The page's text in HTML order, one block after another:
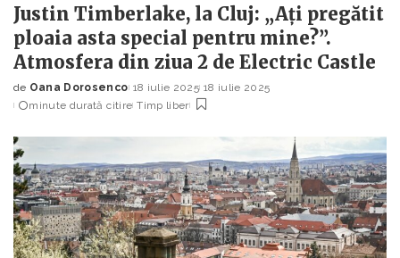
Justin Timberlake, la Cluj: „Ați pregătit
ploaia asta special pentru mine?”.
Atmosfera din ziua 2 de Electric Castle
Posted
by
de Oana Dorosenco 18 iulie 2025 18 iulie 2025
minute durată citire Timp liber